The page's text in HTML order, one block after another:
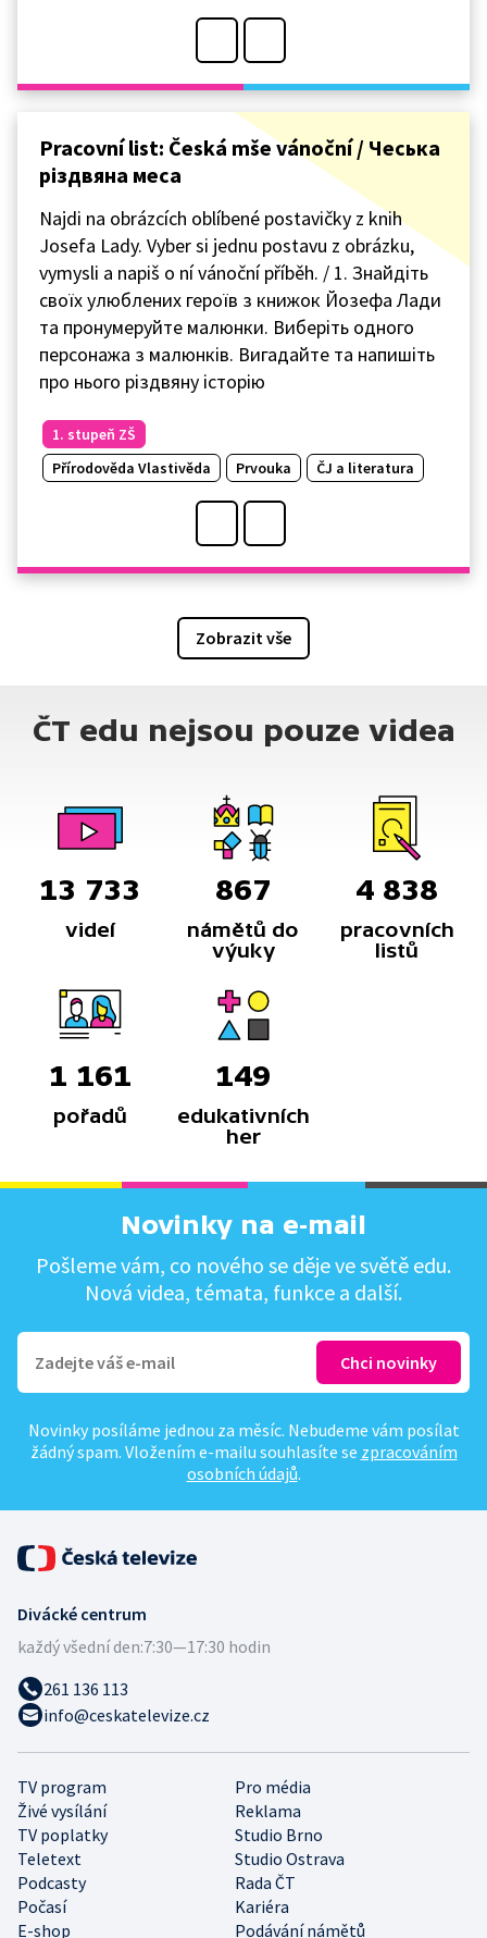
Pracovní list: Česká mše vánoční / Чеська
різдвяна меса
Najdi na obrázcích oblíbené postavičky z knih
Josefa Lady. Vyber si jednu postavu z obrázku,
vymysli a napiš o ní vánoční příběh. / 1. Знайдіть
своїх улюблених героїв з книжок Йозефа Лади
та пронумеруйте малюнки. Виберіть одного
персонажа з малюнків. Вигадайте та напишіть
про нього різдвяну історію
1. stupeň ZŠ
Přírodověda Vlastivěda
Prvouka ČJ a literatura
Zobrazit vše
ČT edu nejsou pouze videa
13 733
videí
867
námětů do
výuky
4 838
pracovních
listů
1 161
pořadů
149
edukativních
her
Novinky na e-mail
Pošleme vám, co nového se děje ve světě edu.
Nová videa, témata, funkce a další.
Novinky posíláme jednou za měsíc. Nebudeme vám posílat
žádný spam. Vložením e-mailu souhlasíte se zpracováním
osobních údajů.